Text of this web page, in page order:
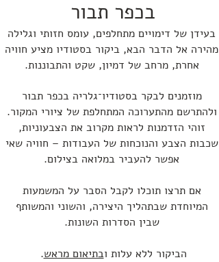
בכפר תבור
בעידן של דימויים מתחלפים, עומס חזותי וגלילה
מהירה אל הדבר הבא, ביקור בסטודיו מציע חוויה
אחרת, מרחב של דמיון, שקט והתבוננות.
מוזמנים לבקר בסטודיו־גלריה בכפר תבור
ולהתרשם מהתערוכה המתחלפת של ציורי המקור.
זוהי הזדמנות לראות מקרוב את הצבעוניות,
שכבות הצבע והנוכחות של העבודות – חוויה שאי
אפשר להעביר במלואה בצילום.
אם תרצו תוכלו לקבל הסבר על המשמעות
המיוחדת שבתהליך היצירה, והשוני והמשותף
שבין הסדרות השונות.
הביקור ללא עלות ובתיאום מראש.